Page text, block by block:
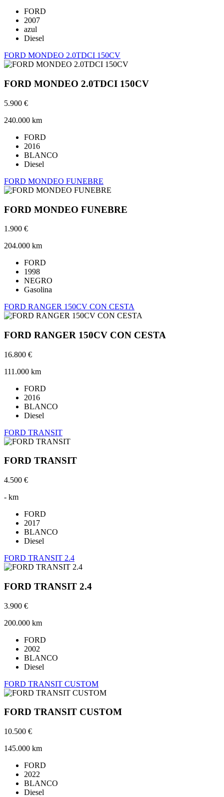
FORD
2007
azul
Diesel
FORD MONDEO 2.0TDCI 150CV
FORD MONDEO 2.0TDCI 150CV
5.900 €
240.000 km
FORD
2016
BLANCO
Diesel
FORD MONDEO FUNEBRE
FORD MONDEO FUNEBRE
1.900 €
204.000 km
FORD
1998
NEGRO
Gasolina
FORD RANGER 150CV CON CESTA
FORD RANGER 150CV CON CESTA
16.800 €
111.000 km
FORD
2016
BLANCO
Diesel
FORD TRANSIT
FORD TRANSIT
4.500 €
- km
FORD
2017
BLANCO
Diesel
FORD TRANSIT 2.4
FORD TRANSIT 2.4
3.900 €
200.000 km
FORD
2002
BLANCO
Diesel
FORD TRANSIT CUSTOM
FORD TRANSIT CUSTOM
10.500 €
145.000 km
FORD
2022
BLANCO
Diesel